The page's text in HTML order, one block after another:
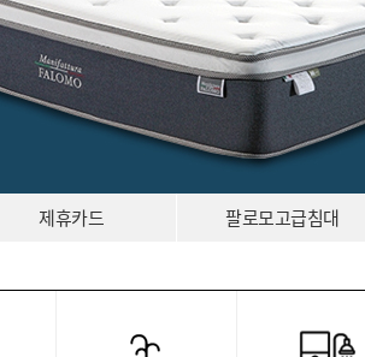
제휴카드 팔로모고급침대